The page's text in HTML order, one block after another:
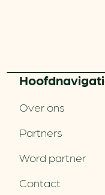
Over ons
Partners
Word partner
Contact